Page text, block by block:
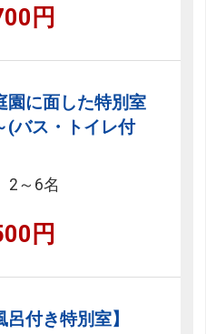
円
園に面した特別室
(バス・トイレ付
2～6名
円
呂付き特別室】